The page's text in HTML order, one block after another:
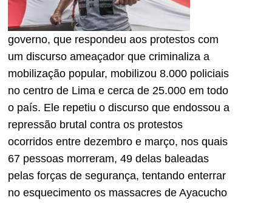
governo, que respondeu aos protestos com
um discurso ameaçador que criminaliza a
mobilização popular, mobilizou 8.000 policiais
no centro de Lima e cerca de 25.000 em todo
o país. Ele repetiu o discurso que endossou a
repressão brutal contra os protestos
ocorridos entre dezembro e março, nos quais
67 pessoas morreram, 49 delas baleadas
pelas forças de segurança, tentando enterrar
no esquecimento os massacres de Ayacucho